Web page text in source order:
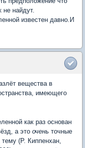
не найдут.
известен давно.И
вещества в
имеющего
как раз основан
а это очень точные
(Р. Киппенхан,